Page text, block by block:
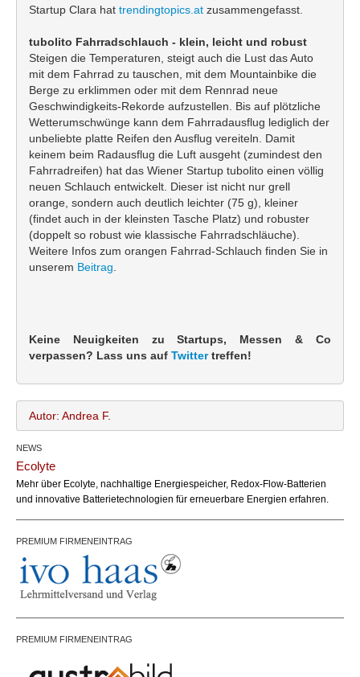
Startup Clara hat trendingtopics.at zusammengefasst.
tubolito Fahrradschlauch - klein, leicht und robust
Steigen die Temperaturen, steigt auch die Lust das Auto
mit dem Fahrrad zu tauschen, mit dem Mountainbike die
Berge zu erklimmen oder mit dem Rennrad neue
Geschwindigkeits-Rekorde aufzustellen. Bis auf plötzliche
Wetterumschwünge kann dem Fahrradausflug lediglich der
unbeliebte platte Reifen den Ausflug vereiteln. Damit
keinem beim Radausflug die Luft ausgeht (zumindest den
Fahrradreifen) hat das Wiener Startup tubolito einen völlig
neuen Schlauch entwickelt. Dieser ist nicht nur grell
orange, sondern auch deutlich leichter (75 g), kleiner
(findet auch in der kleinsten Tasche Platz) und robuster
(doppelt so robust wie klassische Fahrradschläuche).
Weitere Infos zum orangen Fahrrad-Schlauch finden Sie in
unserem Beitrag.
Keine Neuigkeiten zu Startups, Messen & Co
verpassen? Lass uns auf Twitter treffen!
Autor: Andrea F.
Email:
NEWS
Ecolyte
Mehr über Ecolyte, nachhaltige Energiespeicher, Redox-Flow-Batterien
und innovative Batterietechnologien für erneuerbare Energien erfahren.
PREMIUM FIRMENEINTRAG
PREMIUM FIRMENEINTRAG